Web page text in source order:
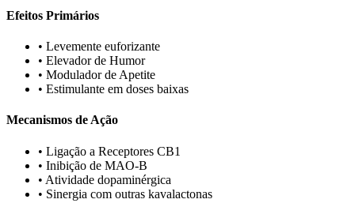
Efeitos Primários
• Levemente euforizante
• Elevador de Humor
• Modulador de Apetite
• Estimulante em doses baixas
Mecanismos de Ação
• Ligação a Receptores CB1
• Inibição de MAO-B
• Atividade dopaminérgica
• Sinergia com outras kavalactonas